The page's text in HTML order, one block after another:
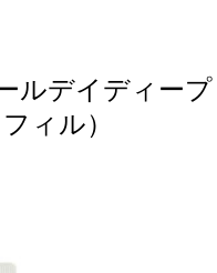
ルデイディープ
ィル）